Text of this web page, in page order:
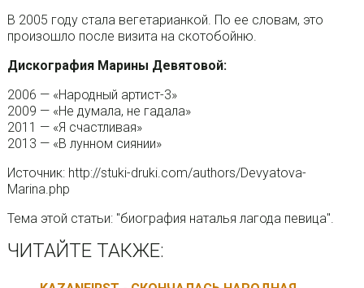
В 2005 году стала вегетарианкой. По ее словам, это
произошло после визита на скотобойню.
Дискография Марины Девятовой:
2006 — «Народный артист-3»
2009 — «Не думала, не гадала»
2011 — «Я счастливая»
2013 — «В лунном сиянии»
Источник: http://stuki-druki.com/authors/Devyatova-
Marina.php
Тема этой статьи: "биография наталья лагода певица".
ЧИТАЙТЕ ТАКЖЕ: